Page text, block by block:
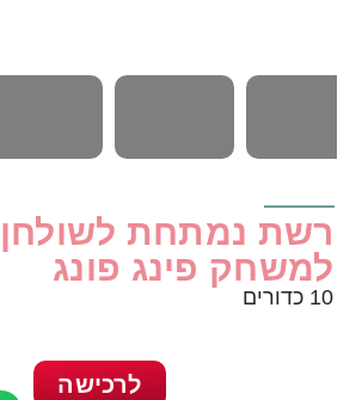
רשת נמתחת לשולחן
למשחק פינג פונג
10 כדורים
לרכישה